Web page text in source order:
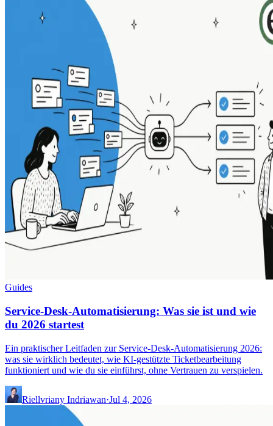
Guides
Service-Desk-Automatisierung: Was sie ist und wie
du 2026 startest
Ein praktischer Leitfaden zur Service-Desk-Automatisierung 2026:
was sie wirklich bedeutet, wie KI-gestützte Ticketbearbeitung
funktioniert und wie du sie einführst, ohne Vertrauen zu verspielen.
Riellvriany Indriawan·Jul 4, 2026